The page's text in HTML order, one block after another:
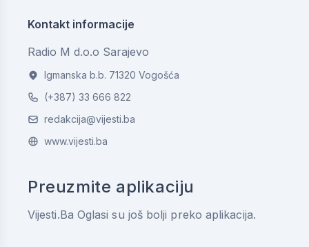
Kontakt informacije
Radio M d.o.o Sarajevo
Igmanska b.b. 71320 Vogošća
(+387) 33 666 822
redakcija@vijesti.ba
www.vijesti.ba
Preuzmite aplikaciju
Vijesti.Ba Oglasi su još bolji preko aplikacija.